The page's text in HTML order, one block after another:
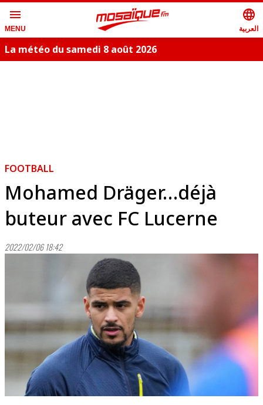
menu
MENU
language
العربية
La météo du samedi 8 août 2026
FOOTBALL
Mohamed Dräger…déjà
buteur avec FC Lucerne
2022/02/06 18:42